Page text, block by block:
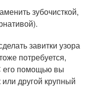
зубочисткой,
завитки узора
потребуется,
его помощью вы
другой крупный